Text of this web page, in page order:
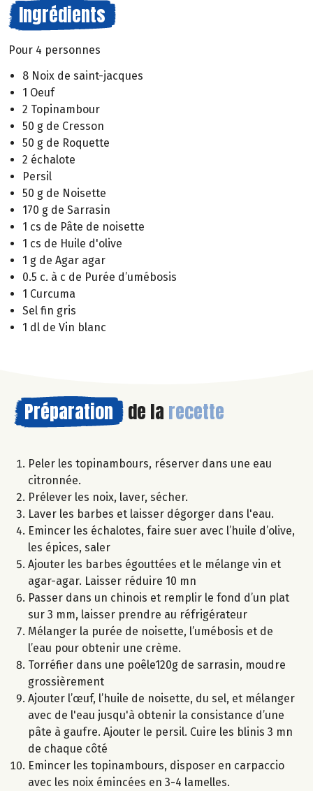
Ingrédients
Pour 4 personnes
8 Noix de saint-jacques
1 Oeuf
2 Topinambour
50 g de Cresson
50 g de Roquette
2 échalote
Persil
50 g de Noisette
170 g de Sarrasin
1 cs de Pâte de noisette
1 cs de Huile d'olive
1 g de Agar agar
0.5 c. à c de Purée d’umébosis
1 Curcuma
Sel fin gris
1 dl de Vin blanc
Préparation de la recette
Peler les topinambours, réserver dans une eau
citronnée.
Prélever les noix, laver, sécher.
Laver les barbes et laisser dégorger dans l'eau.
Emincer les échalotes, faire suer avec l’huile d’olive,
les épices, saler
Ajouter les barbes égouttées et le mélange vin et
agar-agar. Laisser réduire 10 mn
Passer dans un chinois et remplir le fond d’un plat
sur 3 mm, laisser prendre au réfrigérateur
Mélanger la purée de noisette, l’umébosis et de
l’eau pour obtenir une crème.
Torréfier dans une poêle120g de sarrasin, moudre
grossièrement
Ajouter l’œuf, l’huile de noisette, du sel, et mélanger
avec de l'eau jusqu'à obtenir la consistance d’une
pâte à gaufre. Ajouter le persil. Cuire les blinis 3 mn
de chaque côté
Emincer les topinambours, disposer en carpaccio
avec les noix émincées en 3-4 lamelles.